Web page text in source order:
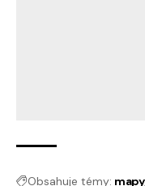
Obsahuje témy: mapy